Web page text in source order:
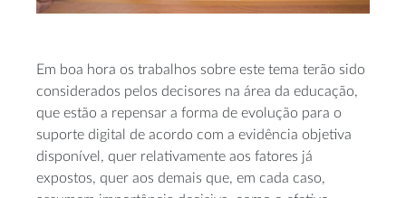
Em boa hora os trabalhos sobre este tema terão sido
considerados pelos decisores na área da educação,
que estão a repensar a forma de evolução para o
suporte digital de acordo com a evidência objetiva
disponível, quer relativamente aos fatores já
expostos, quer aos demais que, em cada caso,